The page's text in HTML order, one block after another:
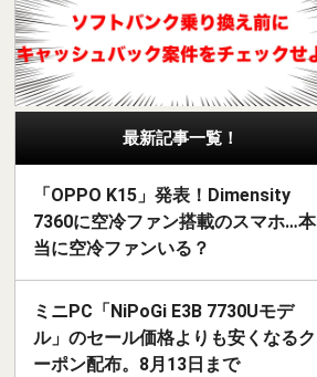
最新記事一覧！
「OPPO K15」発表！Dimensity
7360に空冷ファン搭載のスマホ…本
当に空冷ファンいる？
ミニPC「NiPoGi E3B 7730Uモデ
ル」のセール価格よりも安くなるク
ーポン配布。8月13日まで